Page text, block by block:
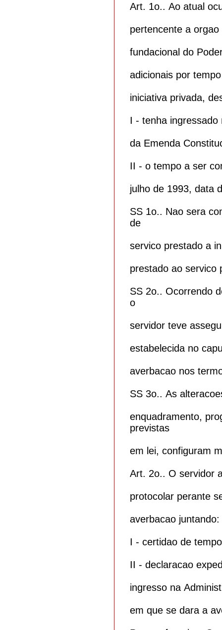
Art. 1o.. Ao atual
pertencente a
fundacional do
adicionais por
iniciativa privada,
I - tenha ingressado
da Emenda
II - o tempo a ser
julho de 1993, data
SS 1o.. Nao sera
de
servico prestado a
prestado ao servico
SS 2o.. Ocorrendo
o
servidor teve
estabelecida no
averbacao nos
SS 3o.. As
enquadramento,
previstas
em lei, configuram
Art. 2o.. O servidor
protocolar perante
averbacao juntando:
I - certidao de
II - declaracao
ingresso na
em que se dara a